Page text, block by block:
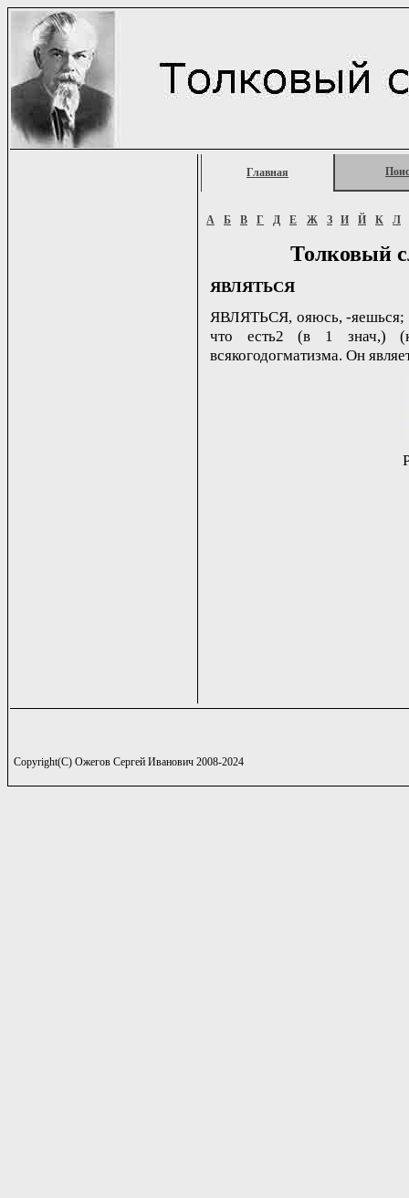
Главная
А Б В Г Д Е Ж З И Й К Л
Толковый
ЯВЛЯТЬСЯ
ЯВЛЯТЬСЯ, oяюсь, -яешься;
что есть2 (в 1 знач,)
всякогодогматизма. Он
Copyright(C) Ожегов Сергей Иванович 2008-2024